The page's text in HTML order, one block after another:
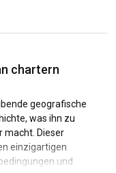
chartern
geografische
was ihn zu
macht. Dieser
einzigartigen
und